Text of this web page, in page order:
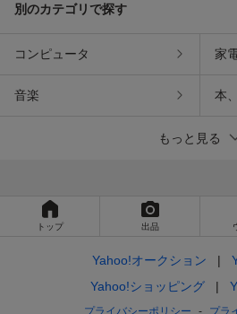
別のカテゴリで探す
コンピュータ 家
音楽 本
もっと見る
トップ 出品
Yahoo!オークション
Yahoo!ショッピング
プライバシーポリシー プラ